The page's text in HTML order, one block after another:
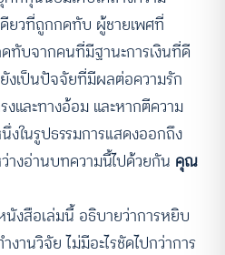
ยวที่ถูกกดทับ ผู้ชายเพศที่
บจากคนที่มีฐานะการเงินที่ดี
งเป็นปัจจัยที่มีผลต่อความรัก
และทางอ้อม และหากตีความ
งในรูปธรรมการแสดงออกถึง
างอ่านบทความนี้ไปด้วยกัน คุณ
งสือเล่มนี้ อธิบายว่าการหยิบ
งานวิจัย ไม่มีอะไรชัดไปกว่าการ